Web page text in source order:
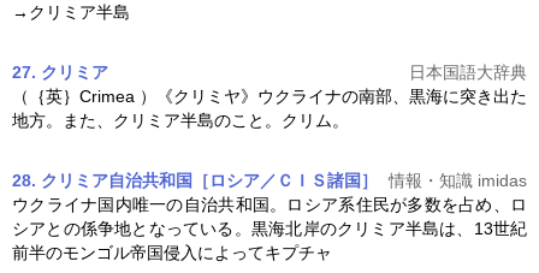
→ クリミア半島
27. クリミア
日本国語大辞典
（｛英｝Crimea ）《クリミヤ》ウクライナの南部、黒海に突き出た
地方。また、 クリミア半島のこと。クリム。
28. クリミア自治共和国［ロシア／ＣＩＳ諸国］
情報・知識 imidas
ウクライナ国内唯一の自治共和国。ロシア系住民が多数を占め、ロ
シアとの係争地となっている。黒海北岸のクリミア半島は、13世紀
前半のモンゴル帝国侵入によってキプチャ